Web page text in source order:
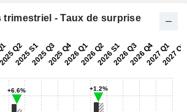
- Taux de surprise